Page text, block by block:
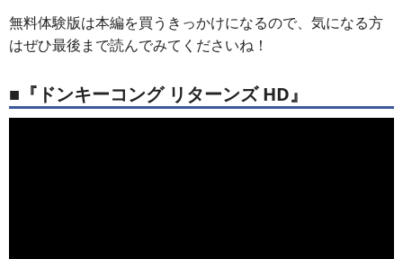
無料体験版は本編を買うきっかけになるので、気になる方
はぜひ最後まで読んでみてくださいね！
■『ドンキーコング リターンズ HD』